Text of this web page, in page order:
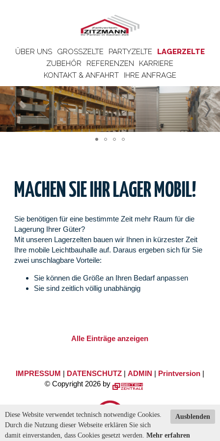
ÜBER UNS GROSSZELTE PARTYZELTE
LAGERZELTE
ZUBEHÖR
REFERENZEN
KARRIERE
KONTAKT & ANFAHRT
IHRE ANFRAGE
MACHEN SIE IHR LAGER MOBIL!
Sie benötigen für eine bestimmte Zeit mehr Raum für die
Lagerung Ihrer Güter?
Mit unseren Lagerzelten bauen wir Ihnen in kürzester Zeit
Ihre mobile Leichtbauhalle auf. Daraus ergeben sich für Sie
zwei unschlagbare Vorteile:
Sie können die Größe an Ihren Bedarf anpassen
Sie sind zeitlich völlig unabhängig
Alle Einträge anzeigen
IMPRESSUM | DATENSCHUTZ| ADMIN | Printversion|
© Copyright 2026 by
Ausblenden
Diese Website verwendet technisch notwendige Cookies.
Durch die Nutzung dieser Webseite erklären Sie sich
damit einverstanden, dass Cookies gesetzt werden. Mehr erfahren